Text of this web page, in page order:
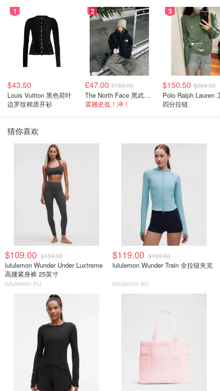
1
$43.50
Louis Vuitton 黑色荷叶
边罗纹棉质开衫
2
£47.00 £155.00
The North Face 黑武士冲锋衣
震撼史低！冲！
3
$150.50 $269.00
Polo Ralph Lauren 卫衣
四分拉链
猜你喜欢
$109.00 $159.00
lululemon Wunder Under Luxtreme
高腰紧身裤 25英寸
lululemon AU
$119.00 $169.00
lululemon Wunder Train 全拉链夹克
lululemon AU